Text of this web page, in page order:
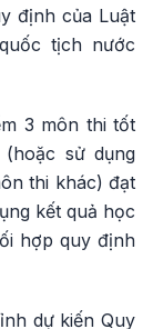
định của Luật
tịch nước
3 môn thi tốt
sử dụng
thi khác) đạt
kết quả học
hợp quy định
dự kiến Quy